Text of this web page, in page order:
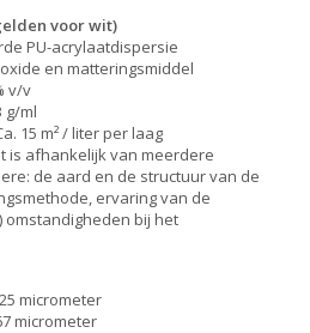
voor wit)
PU-acrylaatdispersie
en matteringsmiddel
v/v
g/ml
15 m² / liter per laag
is afhankelijk van meerdere
de aard en de structuur van de
ervaring van de
omstandigheden bij het
micrometer
micrometer